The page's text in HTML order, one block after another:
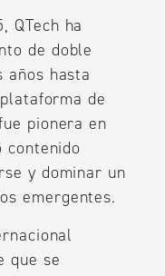
QTech ha
de doble
hasta
de
pionera en
y dominar un
emergentes.
que se